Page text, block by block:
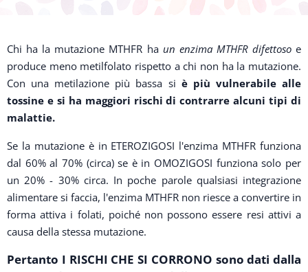
Chi ha la mutazione MTHFR ha un enzima MTHFR difettosoe
produce meno metilfolato rispetto a chi non ha la mutazione.
Con una metilazione più bassa si è più vulnerabile alle
tossine e si ha maggiori rischi di contrarre alcuni tipi di
malattie.
Se la mutazione è in ETEROZIGOSI l'enzima MTHFR funziona
dal 60% al 70% (circa) se è in OMOZIGOSI funziona solo per
un 20% - 30% circa. In poche parole qualsiasi integrazione
alimentare si faccia, l'enzima MTHFR non riesce a convertire in
forma attiva i folati, poiché non possono essere resi attivi a
causa della stessa mutazione.
Pertanto I RISCHI CHE SI CORRONO sono dati dalla